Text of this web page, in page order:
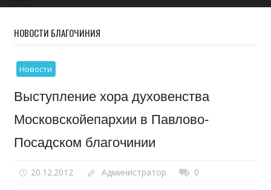
ПОСАДСКОЕ
НОВОСТИ БЛАГОЧИНИЯ
Новости
Выступление хора духовенства
Московскойепархии в Павлово-
Посадском благочинии
20.12.2012 Администратор 0